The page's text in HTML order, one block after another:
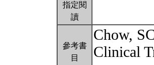
指定閱
讀
參考書
目
Chow,
Clinical